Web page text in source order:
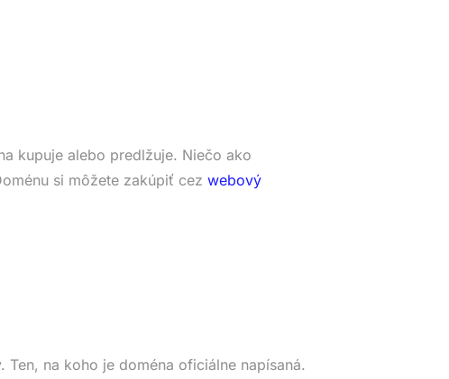
kupuje alebo predlžuje. Niečo ako
si môžete zakúpiť cez webový
Ten, na koho je doména oficiálne napísaná.